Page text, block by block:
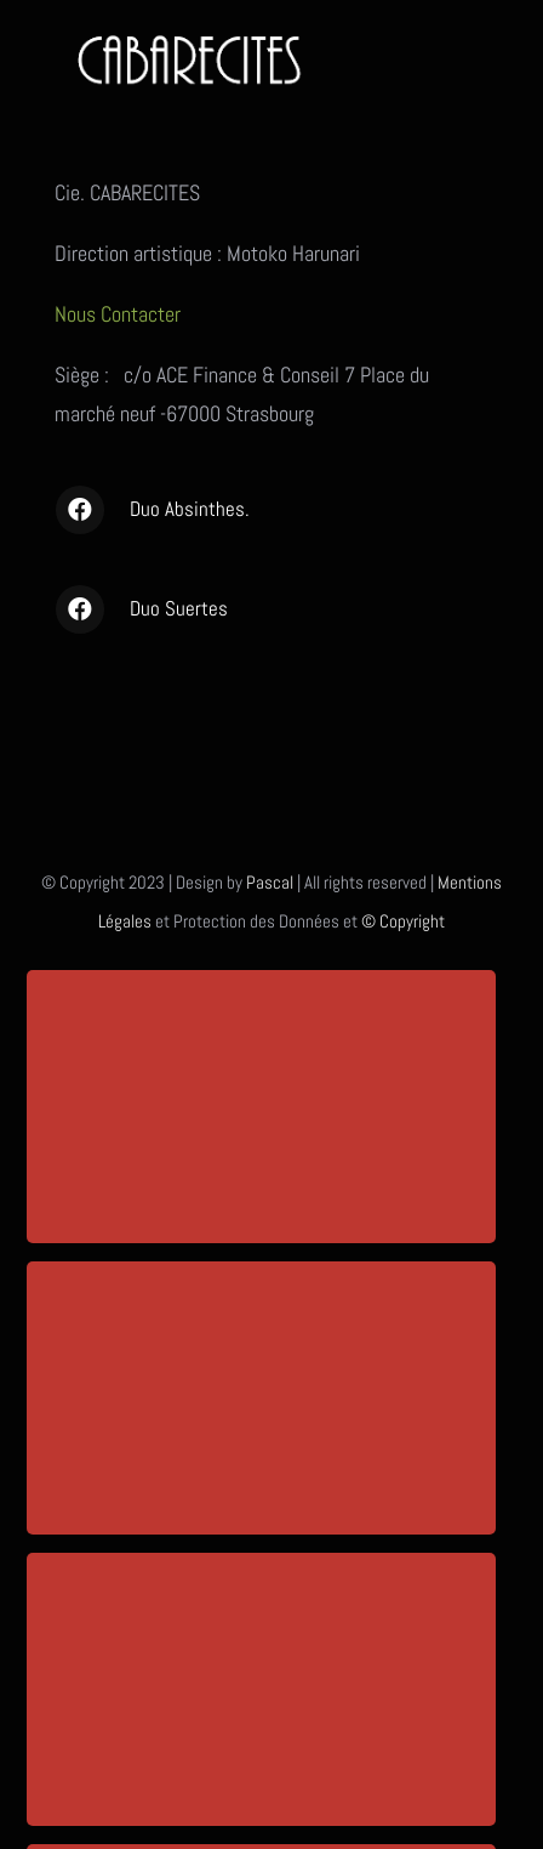
Cie. CABARECITES
Direction artistique : Motoko Harunari
Nous Contacter
Siège : c/o ACE Finance & Conseil 7 Place du
marché neuf -67000 Strasbourg
Duo Absinthes.
Duo Suertes
© Copyright 2023 | Design by Pascal | All rights reserved | Mentions
Légales et Protection des Données et© Copyright